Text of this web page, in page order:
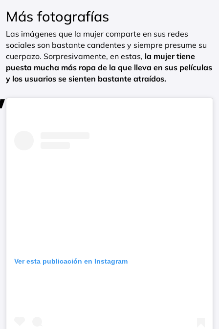
Más fotografías
Las imágenes que la mujer comparte en sus redes
sociales son bastante candentes y siempre presume su
cuerpazo. Sorpresivamente, en estas, la mujer tiene
puesta mucha más ropa de la que lleva en sus películas
y los usuarios se sienten bastante atraídos.
Ver esta publicación en Instagram